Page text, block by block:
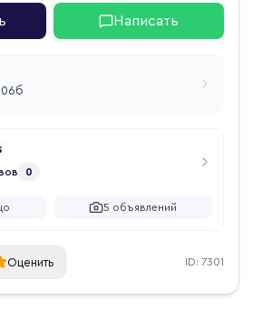
Написать
0
5 объявлений
Оценить ID: 7301